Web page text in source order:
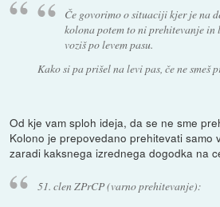
Če govorimo o situaciji kjer je na
kolona potem to ni prehitevanje in
voziš po levem pasu.
Kako si pa prišel na levi pas, če ne smeš
Od kje vam sploh ideja, da se ne sme
Kolono je prepovedano prehitevati samo
zaradi kaksnega izrednega dogodka na
51. clen ZPrCP (varno prehitevanje):